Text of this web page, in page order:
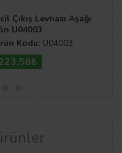
Çıkış Levhası Aşağı
U04003
Kodu: U04003